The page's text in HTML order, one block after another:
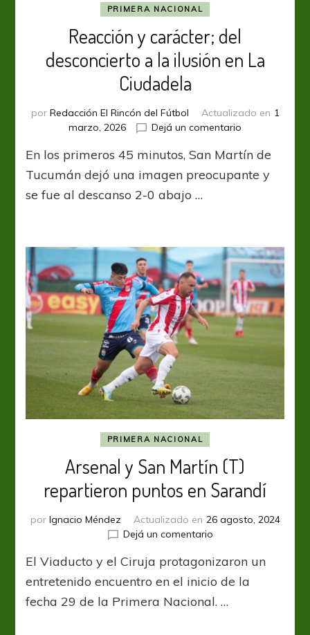
PRIMERA NACIONAL
Reacción y carácter; del
desconcierto a la ilusión en La
Ciudadela
por Redacción El Rincón del Fútbol Actualizado en 1
marzo, 2026
Dejá un comentario
y
carácter;
en
La
Ciudadela
En los primeros 45 minutos, San Martín de
Tucumán dejó una imagen preocupante y
se fue al descanso 2-0 abajo …
PRIMERA NACIONAL
Arsenal y San Martín (T)
repartieron puntos en Sarandí
por Ignacio Méndez Actualizado en 26 agosto, 2024
Dejá un comentarioen
y
San
(T)
El Viaducto y el Ciruja protagonizaron un
entretenido encuentro en el inicio de la
fecha 29 de la Primera Nacional. …